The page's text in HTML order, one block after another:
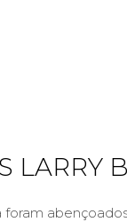
LARRY
foram